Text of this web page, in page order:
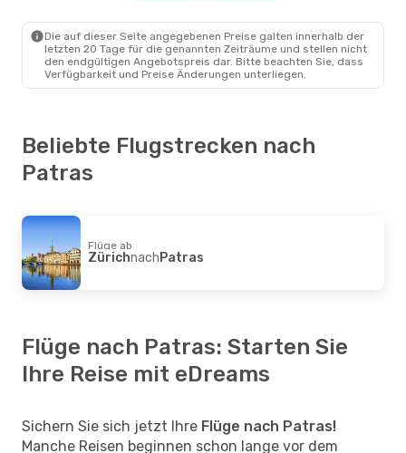
Mo., 28. Sept.- Mo., 5. Okt.
Chair AirlinesDirekt
Zürich- Patras
Chair Airlines Direkt
Patras- Zürich
Die auf dieser Seite angegebenen Preise galten innerhalb der
letzten 20 Tage für die genannten Zeiträume und stellen nicht
den endgültigen Angebotspreis dar. Bitte beachten Sie, dass
Verfügbarkeit und Preise Änderungen unterliegen.
Beliebte Flugstrecken nach
Patras
Flüge ab
ZürichnachPatras
Flüge nach Patras: Starten Sie
Ihre Reise mit eDreams
Sichern Sie sich jetzt Ihre Flüge nach Patras!
Manche Reisen beginnen schon lange vor dem